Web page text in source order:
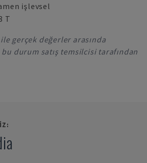
işlevsel
T
gerçek değerler arasında
durum satış temsilcisi tarafından